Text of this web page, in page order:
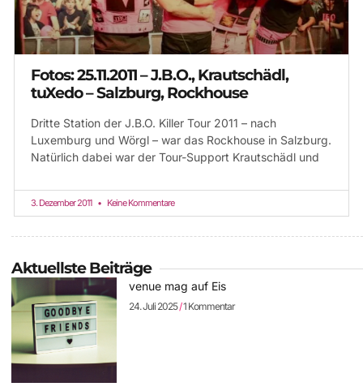
Fotos: 25.11.2011 – J.B.O., Krautschädl,
tuXedo – Salzburg, Rockhouse
Dritte Station der J.B.O. Killer Tour 2011 – nach
Luxemburg und Wörgl – war das Rockhouse in Salzburg.
Natürlich dabei war der Tour-Support Krautschädl und
3. Dezember 2011 Keine Kommentare
Aktuellste Beiträge
venue mag auf Eis
24. Juli 2025 1 Kommentar